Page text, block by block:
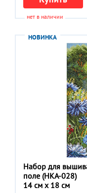
нет в наличии
НОВИНКА
Набор для
поле (НКА-028)
14 см x 18 см